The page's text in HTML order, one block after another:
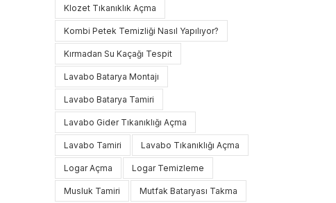
Klozet Tıkanıklık Açma
Kombi Petek Temizliği Nasıl Yapılıyor?
Kırmadan Su Kaçağı Tespit
Lavabo Batarya Montajı
Lavabo Batarya Tamiri
Lavabo Gider Tıkanıklığı Açma
Lavabo Tamiri Lavabo Tıkanıklığı Açma
Logar Açma Logar Temizleme
Musluk Tamiri Mutfak Bataryası Takma